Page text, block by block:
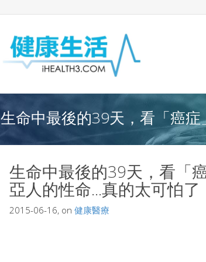
生命中最後的39天，看「癌
生命中最後的39天，看「
亞人的性命...真的太可怕了
2015-06-16, on 健康醫療